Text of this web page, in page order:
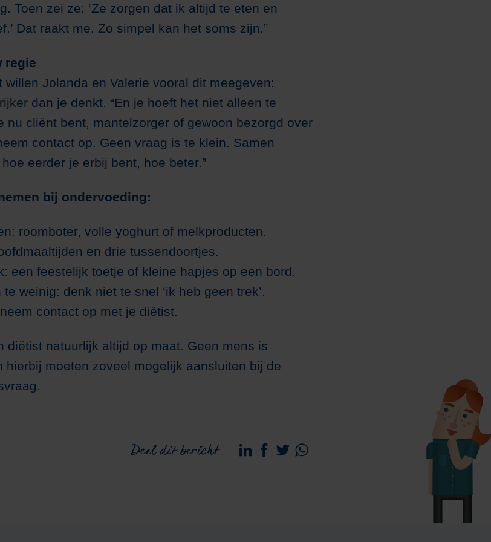
Toen zei ze: ‘Ze zorgen dat ik altijd te eten en
Dat raakt me. Zo simpel kan het soms zijn.”
regie
willen Jolanda en Valerie vooral dit meegeven:
dan je denkt. “En je hoeft het niet alleen te
nu cliënt bent, mantelzorger of gewoon bezorgd over
contact op. Geen vraag is te klein. Samen
eerder je erbij bent, hoe beter.”
bij ondervoeding:
roomboter, volle yoghurt of melkproducten.
en drie tussendoortjes.
een feestelijk toetje of kleine hapjes op een bord.
weinig: denk niet te snel ‘ik heb geen trek’.
contact op met je diëtist.
diëtist natuurlijk altijd op maat. Geen mens is
hierbij moeten zoveel mogelijk aansluiten bij de
Deel dit bericht